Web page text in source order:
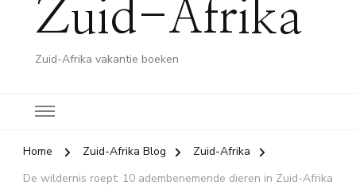
Zuid-Afrika
Zuid-Afrika vakantie boeken
Home Zuid-Afrika Blog
Zuid-Afrika
De wildernis roept: 10 adembenemende dieren in Zuid-Afrika